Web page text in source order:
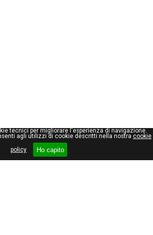
tecnici per migliorare l'esperienza di navigazione.
agli utilizzi di cookie descritti nella nostra cookie
policy
Ho capito